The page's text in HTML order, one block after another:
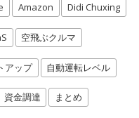
Amazon Didi Chuxing
空飛ぶクルマ
アップ 自動運転レベル
資金調達 まとめ